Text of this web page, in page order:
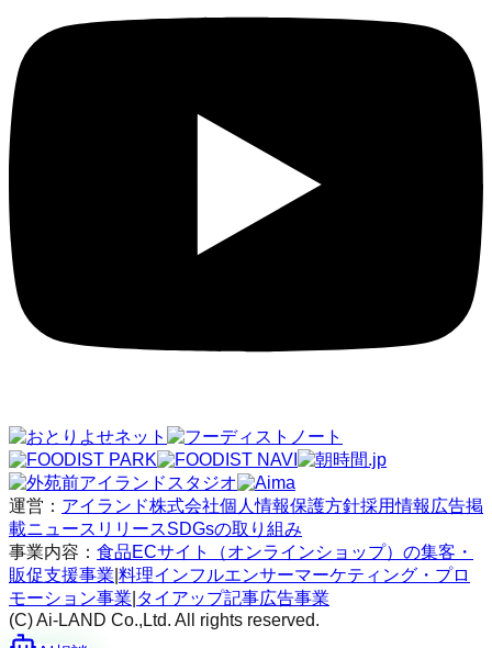
運営： アイランド株式会社個人情報保護方針採用情報 広告掲
載ニュースリリースSDGsの取り組み
事業内容： 食品ECサイト（オンラインショップ）の集客・
販促支援事業 料理インフルエンサーマーケティング・プロ
モーション事業 タイアップ記事広告事業
(C) Ai-LAND Co.,Ltd. All rights reserved.